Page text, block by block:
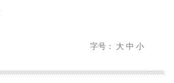
字号： 大 中 小